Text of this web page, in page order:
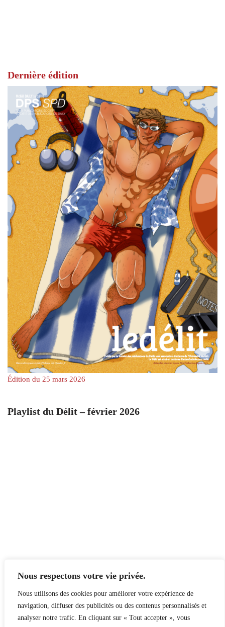
Nous respectons votre vie privée.
Nous utilisons des cookies pour améliorer votre expérience de
navigation, diffuser des publicités ou des contenus personnalisés et
analyser notre trafic. En cliquant sur « Tout accepter », vous
Dernière édition
Édition du 25 mars 2026
Playlist du Délit – février 2026